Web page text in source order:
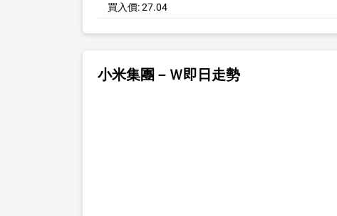
買入價:27.04
小米集團－Ｗ即日走勢